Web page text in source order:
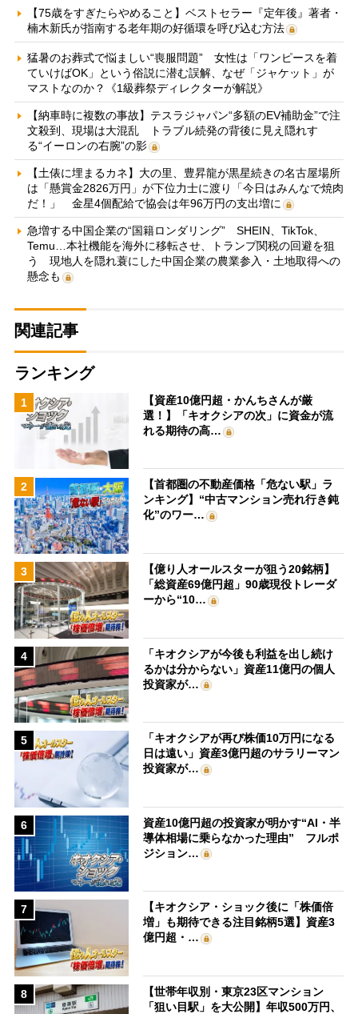
【75歳をすぎたらやめること】ベストセラー『定年後』著者・
楠木新氏が指南する老年期の好循環を呼び込む方法
猛暑のお葬式で悩ましい“喪服問題” 女性は「ワンピースを着
ていけばOK」という俗説に潜む誤解、なぜ「ジャケット」が
マストなのか？《1級葬祭ディレクターが解説》
【納車時に複数の事故】テスラジャパン“多額のEV補助金”で注
文殺到、現場は大混乱 トラブル続発の背後に見え隠れす
る“イーロンの右腕”の影
【土俵に埋まるカネ】大の里、豊昇龍が黒星続きの名古屋場所
は「懸賞金2826万円」が下位力士に渡り「今日はみんなで焼肉
だ！」 金星4個配給で協会は年96万円の支出増に
急増する中国企業の“国籍ロンダリング” SHEIN、TikTok、
Temu…本社機能を海外に移転させ、トランプ関税の回避を狙
う 現地人を隠れ蓑にした中国企業の農業参入・土地取得への
懸念も
関連記事
ランキング
1
【資産10億円超・かんちさんが厳
選！】「キオクシアの次」に資金が流
れる期待の高…
2
【首都圏の不動産価格「危ない駅」ラ
ンキング】“中古マンション売れ行き鈍
化”のワー…
3
【億り人オールスターが狙う20銘柄】
「総資産69億円超」90歳現役トレーダ
ーから“10…
4
「キオクシアが今後も利益を出し続け
るかは分からない」資産11億円の個人
投資家が…
5
「キオクシアが再び株価10万円になる
日は遠い」資産3億円超のサラリーマン
投資家が…
6
資産10億円超の投資家が明かす“AI・半
導体相場に乗らなかった理由” フルポ
ジション…
7
【キオクシア・ショック後に「株価倍
増」も期待できる注目銘柄5選】資産3
億円超・…
8
【世帯年収別・東京23区マンション
「狙い目駅」を大公開】年収500万円、